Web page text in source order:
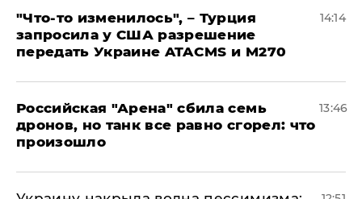
​"Что-то изменилось", – Турция
запросила у США разрешение
передать Украине ATACMS и M270
14:14
​Российская "Арена" сбила семь
дронов, но танк все равно сгорел: что
произошло
13:46